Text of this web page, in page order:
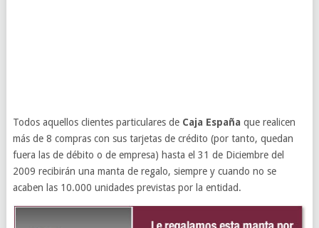
Todos aquellos clientes particulares de Caja España que realicen
más de 8 compras con sus tarjetas de crédito (por tanto, quedan
fuera las de débito o de empresa) hasta el 31 de Diciembre del
2009 recibirán una manta de regalo, siempre y cuando no se
acaben las 10.000 unidades previstas por la entidad.